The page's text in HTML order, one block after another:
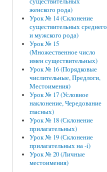
женского рода)
Урок № 14 (Склонение
существительных среднего
и мужского рода)
Урок № 15
(Множественное число
имен существительных)
Урок № 16 (Порядковые
числительные, Предлоги,
Местоимения)
Урок № 17 (Условное
наклонение, Чередование
гласных)
Урок № 18 (Склонение
прилагательных)
Урок № 19 (Склонение
прилагательных на -í)
Урок № 20 (Личные
местоимения)